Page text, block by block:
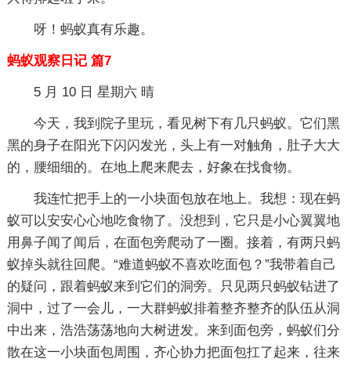
呀！蚂蚁真有乐趣。
蚂蚁观察日记 篇7
5 月 10 日 星期六 晴
今天，我到院子里玩，看见树下有几只蚂蚁。它们黑
黑的身子在阳光下闪闪发光，头上有一对触角，肚子大大
的，腰细细的。在地上爬来爬去，好象在找食物。
我连忙把手上的一小块面包放在地上。我想：现在蚂
蚁可以安安心心地吃食物了。没想到，它只是小心翼翼地
用鼻子闻了闻后，在面包旁爬动了一圈。接着，有两只蚂
蚁掉头就往回爬。“难道蚂蚁不喜欢吃面包？”我带着自己
的疑问，跟着蚂蚁来到它们的洞旁。只见两只蚂蚁钻进了
洞中，过了一会儿，一大群蚂蚁排着整齐整齐的队伍从洞
中出来，浩浩荡荡地向大树进发。来到面包旁，蚂蚁们分
散在这一小块面包周围，齐心协力把面包扛了起来，往来